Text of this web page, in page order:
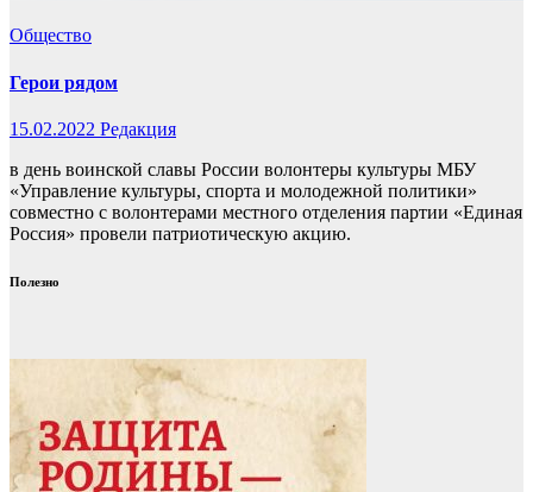
Общество
Герои рядом
15.02.2022 Редакция
в день воинской славы России волонтеры культуры МБУ
«Управление культуры, спорта и молодежной политики»
совместно с волонтерами местного отделения партии «Единая
Россия» провели патриотическую акцию.
Полезно